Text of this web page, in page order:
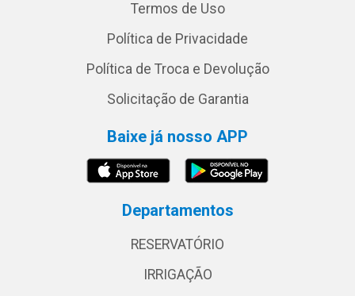
Termos de Uso
Política de Privacidade
Política de Troca e Devolução
Solicitação de Garantia
Baixe já nosso APP
Departamentos
RESERVATÓRIO
IRRIGAÇÃO